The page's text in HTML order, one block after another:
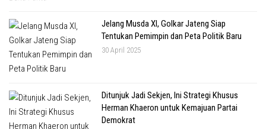
Jelang Musda XI, Golkar Jateng Siap
Tentukan Pemimpin dan Peta Politik Baru
30 April 2025
Ditunjuk Jadi Sekjen, Ini Strategi Khusus
Herman Khaeron untuk Kemajuan Partai
Demokrat